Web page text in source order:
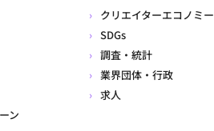
ン
クリエイターエコノミー
SDGs
調査・統計
業界団体・行政
求人